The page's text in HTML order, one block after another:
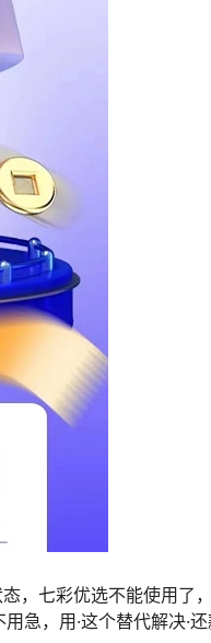
，七彩优选不能使用了
，用·这个替代解决·还